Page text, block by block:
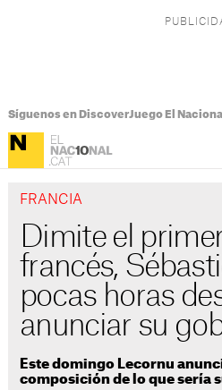
Síguenos en DiscoverJuego El Nacional
FRANCIA
Dimite el
francés,
pocas horas
anunciar su
Este domingo Lecornu
composición de lo que sería